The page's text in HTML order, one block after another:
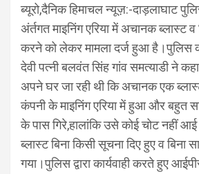
ब्यूरो,दैनिक हिमाचल न्यूज़:-दाड़लाघाट
अंर्तगत माइनिंग एरिया में अचानक ब्लास्ट
करने को लेकर मामला दर्ज हुआ है।पुलिस
देवी पत्नी बलवंत सिंह गांव समत्याडी ने
अपने घर जा रही थी कि अचानक एक
कंपनी के माइनिंग एरिया में हुआ और बहुत
के पास गिरे,हालांकि उसे कोई चोट नहीं
ब्लास्ट बिना किसी सूचना दिए हुए व बिना
गया।पुलिस द्वारा कार्यवाही करते हुए